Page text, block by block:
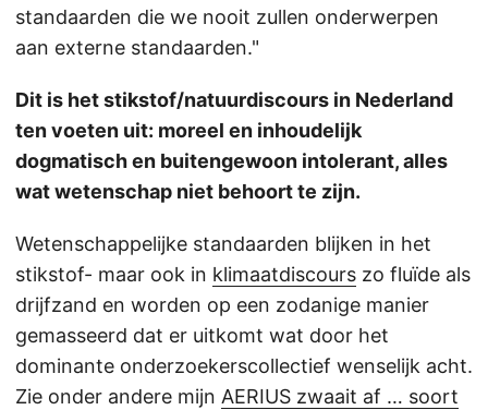
standaarden die we nooit zullen onderwerpen
aan externe standaarden."
Dit is het stikstof/natuurdiscours in Nederland
ten voeten uit: moreel en inhoudelijk
dogmatisch en buitengewoon intolerant, alles
wat wetenschap niet behoort te zijn.
Wetenschappelijke standaarden blijken in het
stikstof- maar ook in klimaatdiscours zo fluïde als
drijfzand en worden op een zodanige manier
gemasseerd dat er uitkomt wat door het
dominante onderzoekerscollectief wenselijk acht.
Zie onder andere mijn AERIUS zwaait af … soort